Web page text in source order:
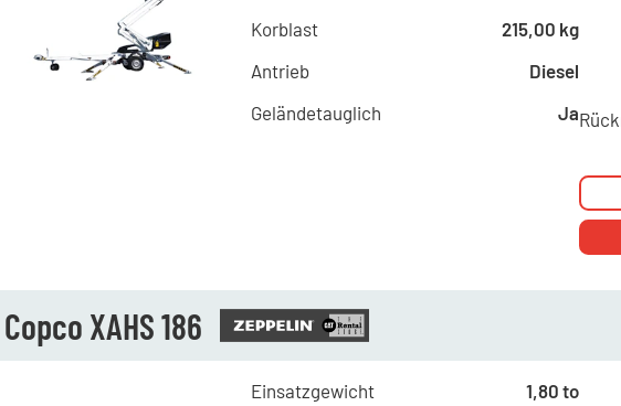
Korblast
215,00 kg
Antrieb
Diesel
Geländetauglich
Ja
XAHS 186
Einsatzgewicht
1,80 to